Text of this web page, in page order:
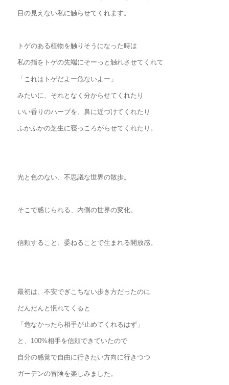
目の見えない私に触らせてくれます。
トゲのある植物を触りそうになった時は
私の指をトゲの先端にそーっと触れさせてくれて
「これはトゲだよー危ないよー」
みたいに、それとなく分からせてくれたり
いい香りのハーブを、鼻に近づけてくれたり
ふかふかの芝生に寝っころがらせてくれたり。
光と色のない、不思議な世界の散歩。
そこで感じられる、内側の世界の変化。
信頼すること、委ねることで生まれる開放感。
最初は、不安でぎこちない歩き方だったのに
だんだんと慣れてくると
「危なかったら相手が止めてくれるはず」
と、100%相手を信頼できていたので
自分の感覚で自由に行きたい方向に行きつつ
ガーデンの冒険を楽しみました。